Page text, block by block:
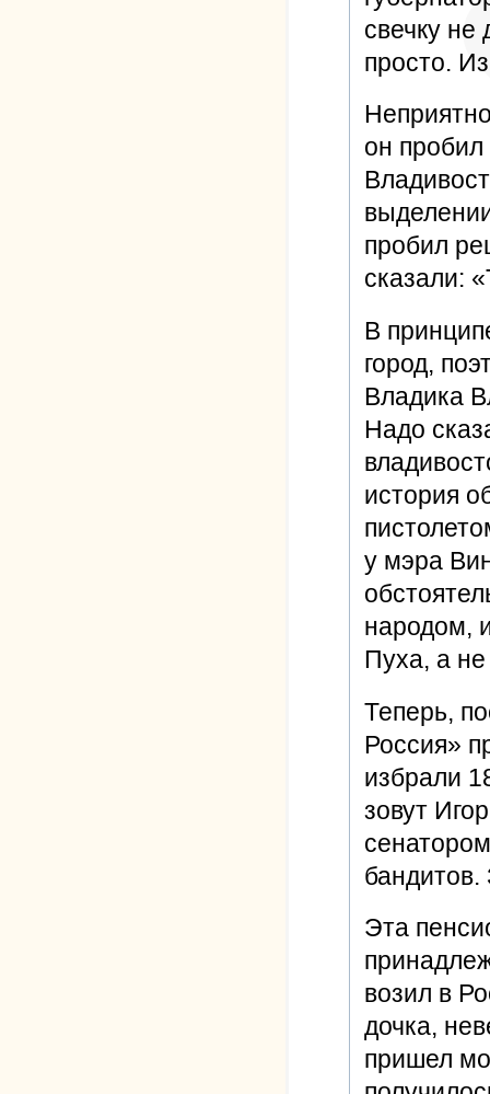
свечку не
просто.
он
пробил
сказали:
В
город,
Владика
Надо
история
у мэра
народом,
Пуха, а
Теперь,
Россия»
избрали
зовут
Эта
возил в
дочка,
пришел